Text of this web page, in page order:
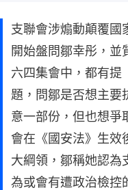
支聯會涉煽動顛覆國
開始盤問鄒幸彤，並
六四集會中，都有提
題，問鄒是否想主要
意一部份，但也想爭
會在《國安法》生效
大綱領，鄒稱她認為
為或會有遭政治檢控